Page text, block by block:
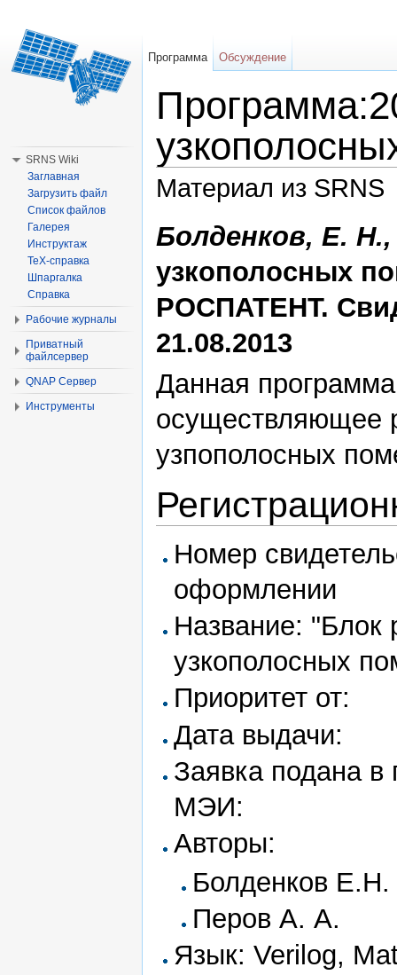
Материал из SRNS
Болденков, Е. Н.
узкополосных
РОСПАТЕНТ.
21.08.2013
Данная
осуществляющее
узпополосных
Номер
оформлении
Название: "Блок
узкополосных
Приоритет от:
Дата выдачи:
Заявка подана в
МЭИ:
Авторы:
Болденков Е.Н.
Перов А. А.
Язык: Verilog,
Программа Обсуждение
SRNS Wiki
Заглавная
Загрузить файл
Список файлов
Галерея
Инструктаж
TeX-справка
Шпаргалка
Справка
Рабочие журналы
Приватный
файлсервер
QNAP Сервер
Инструменты